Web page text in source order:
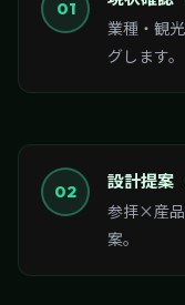
01
業種・観
グします。
02 設計提案
参拝×産
案。